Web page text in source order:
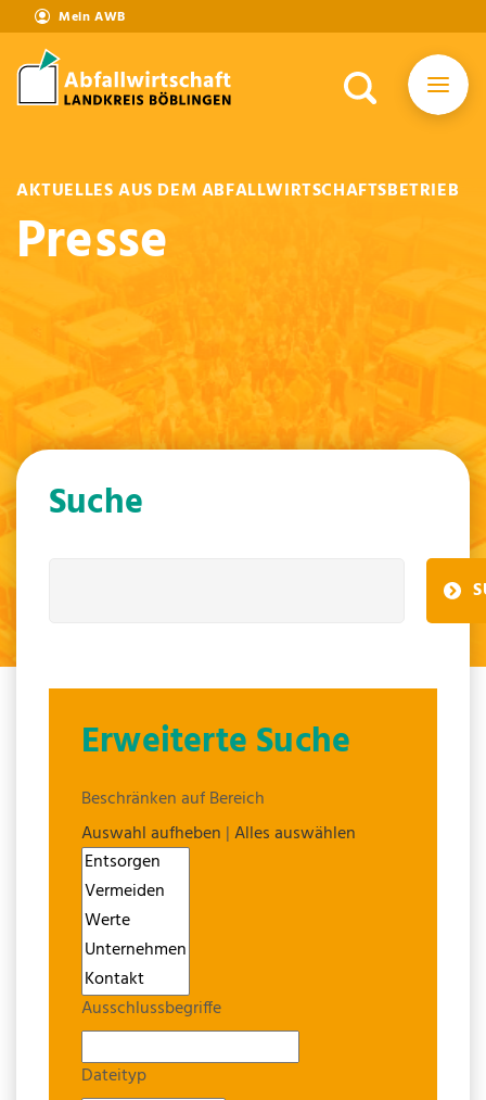
Mein AWB
AKTUELLES AUS DEM ABFALLWIRTSCHAFTSBETRIEB
Presse
Suche
Erweiterte Suche
Beschränken auf Bereich
Auswahl aufheben |Alles auswählen
Ausschlussbegriffe
Dateityp